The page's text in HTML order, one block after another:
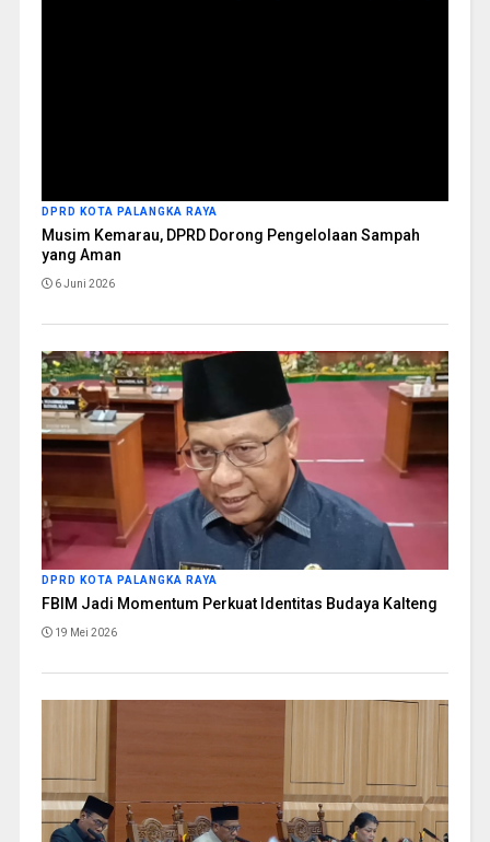
DPRD KOTA PALANGKA RAYA
Musim Kemarau, DPRD Dorong Pengelolaan Sampah
yang Aman
6 Juni 2026
DPRD KOTA PALANGKA RAYA
FBIM Jadi Momentum Perkuat Identitas Budaya Kalteng
19 Mei 2026